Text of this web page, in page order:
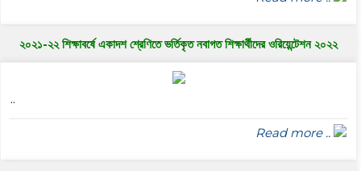
২০২১-২২ শিক্ষাবর্ষে একাদশ শ্রেণিতে ভর্তিকৃত নবাগত শিক্ষার্থীদের ওরিয়েন্টেশন ২০২২
..
Read more ..